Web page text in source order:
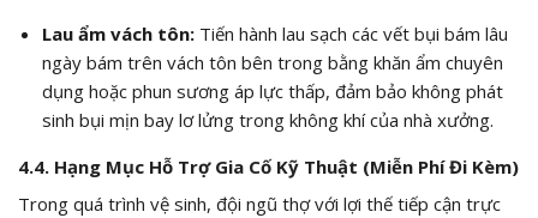
Lau ẩm vách tôn:Tiến hành lau sạch các vết bụi bám lâu
ngày bám trên vách tôn bên trong bằng khăn ẩm chuyên
dụng hoặc phun sương áp lực thấp, đảm bảo không phát
sinh bụi mịn bay lơ lửng trong không khí của nhà xưởng.
4.4. Hạng Mục Hỗ Trợ Gia Cố Kỹ Thuật (Miễn Phí Đi Kèm)
Trong quá trình vệ sinh, đội ngũ thợ với lợi thế tiếp cận trực